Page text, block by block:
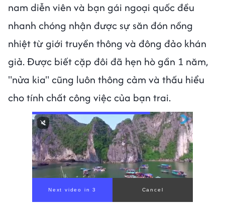
nam diễn viên và bạn gái ngoại quốc đều
nhanh chóng nhận được sự săn đón nồng
nhiệt từ giới truyền thông và đông đảo khán
giả. Được biết cặp đôi đã hẹn hò gần 1 năm,
"nửa kia" cũng luôn thông cảm và thấu hiểu
cho tính chất công việc của bạn trai.